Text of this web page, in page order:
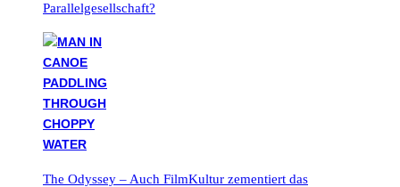
Parallelgesellschaft?
The Odyssey – Auch FilmKultur zementiert das